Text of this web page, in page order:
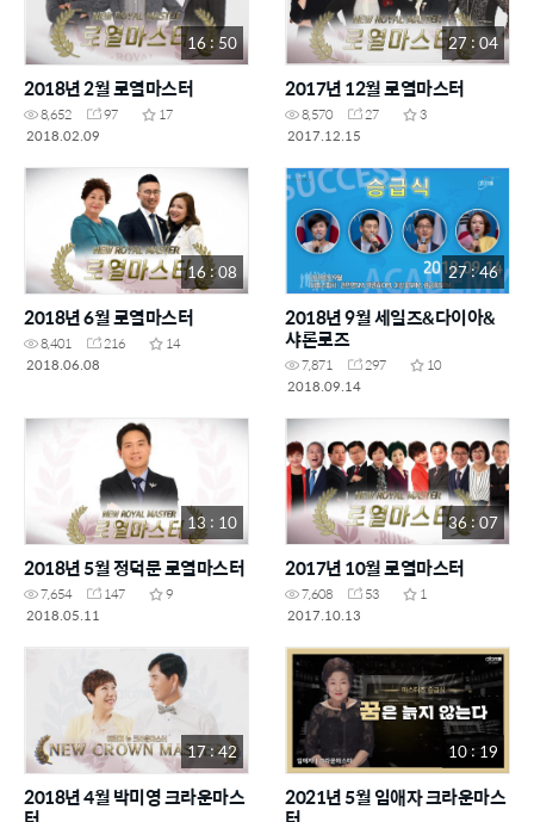
16 : 50
2018년 2월 로열마스터
8,652 97
17
2018.02.09
27 : 04
2017년 12월 로열마스터
8,570 27
3
2017.12.15
16 : 08
2018년 6월 로열마스터
8,401 216
14
2018.06.08
27 : 46
2018년 9월 세일즈&다이아&
샤론로즈
7,871 297
10
2018.09.14
13 : 10
2018년 5월 정덕문 로열마스터
7,654 147
9
2018.05.11
36 : 07
2017년 10월 로열마스터
7,608 53
1
2017.10.13
17 : 42
2018년 4월 박미영 크라운마스
10 : 19
2021년 5월 임애자 크라운마스